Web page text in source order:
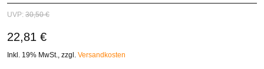
UVP: 30,50 €
22,81 €
Inkl. 19% MwSt., zzgl. Versandkosten